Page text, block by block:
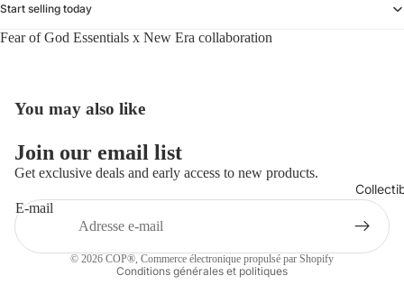
Start selling today
Fear of God Essentials x New Era collaboration
You may also like
Join our email list
Get exclusive deals and early access to new products.
E-mail
© 2026 COP®, Commerce électronique propulsé par Shopify
Conditions générales et politiques
Politique de confidentialité
Politique d’expédition